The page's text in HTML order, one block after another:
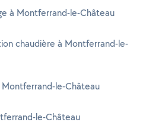
à Montferrand-le-Château
chaudière à Montferrand-le-
le-Château
le-Château